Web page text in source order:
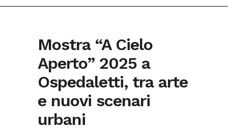
Mostra “A Cielo
Aperto” 2025 a
Ospedaletti, tra arte
e nuovi scenari
urbani